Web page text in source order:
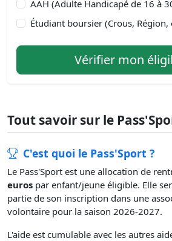
AAH (Adulte Handicapé de 16 à
Étudiant boursier (Crous, Région,
Vérifier mon
Tout savoir sur le
C'est quoi le Pass'Sport ?
Le Pass'Sport est une allocation de
euros par enfant/jeune éligible. Elle
partie de son inscription dans une
volontaire pour la saison 2026-2027.
L'aide est cumulable avec les autres